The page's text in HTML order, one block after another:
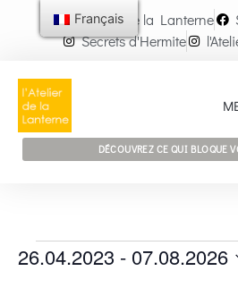
l'Atelier de la Lanterne
Secrets d'Hermite
DÉCOUVREZ CE QUI BLOQUE
26.04.2023 - 07.08.2026
Français